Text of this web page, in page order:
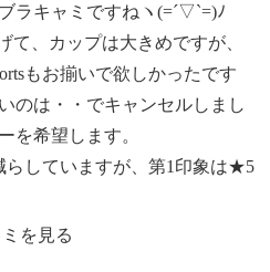
６５ Ａ７０
７０ Ｄ７０ Ａ７５ Ｂ
７５ Ｄ７５ Ａ８０ Ｂ
Ｄ８０ Ａ８５ Ｂ８５
Ａ９０ Ｂ９０ Ｃ９０
ラキャミですねヽ(=´▽`=)ﾉ
て、カップは大きめですが、
もお揃いで欲しかったです
のは・・でキャンセルしまし
を希望します。
していますが、第1印象は★5
を見る